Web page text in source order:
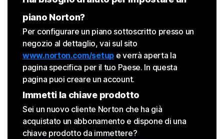
piano Norton?
Per configurare un piano sottoscritto presso un
negozio al dettaglio, vai sul sito
www.norton.com/setup e verrà aperta la
pagina specifica per il tuo Paese. In questa
pagina puoi creare un account.
Immetti la chiave prodotto
Sei un nuovo cliente Norton che ha già
acquistato un abbonamento e dispone di una
chiave prodotto da immettere?